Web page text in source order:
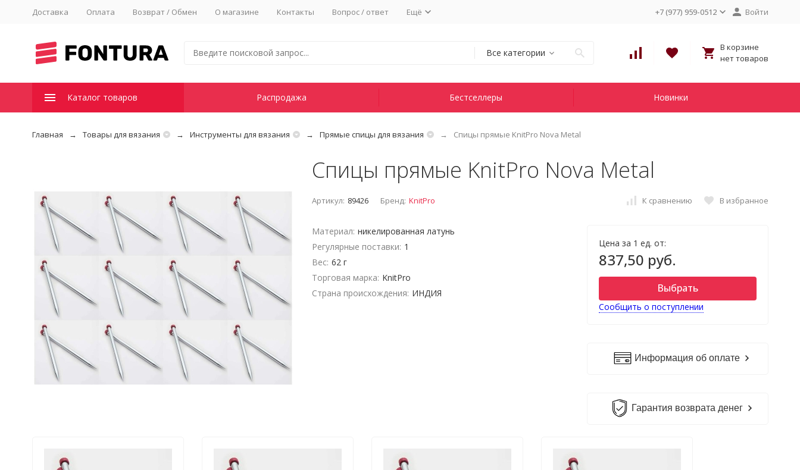
Доставка Оплата Возврат / Обмен О магазине Контакты Вопрос / ответ Ещё +7 (977) 959-0512 Войти
Все категории
В корзине
нет товаров
Каталог товаров Распродажа Бестселлеры Новинки
Главная Товары для вязания Инструменты для вязания Прямые спицы для вязания Спицы прямые KnitPro Nova Metal
Спицы прямые KnitPro Nova Metal
Артикул: 89426 Бренд: KnitPro К сравнению В избранное
Материал: никелированная латунь
Регулярные поставки: 1
Вес: 62 г
Торговая марка: KnitPro
Страна происхождения: ИНДИЯ
Цена за 1 ед. от:
837,50 руб.
Выбрать
Сообщить о поступлении
Информация об оплате
Гарантия возврата денег